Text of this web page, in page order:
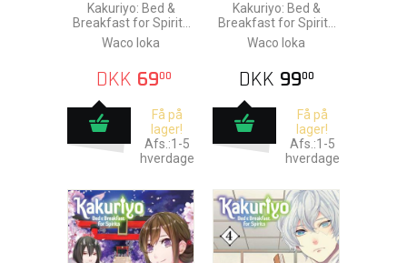
Kakuriyo: Bed &
Breakfast for Spirits
vol. 1
Waco Ioka
DKK 6900
Få på
lager!
Afs.:1-5
hverdage
Kakuriyo: Bed &
Breakfast for Spirits
vol. 2
Waco Ioka
DKK 9900
Få på
lager!
Afs.:1-5
hverdage